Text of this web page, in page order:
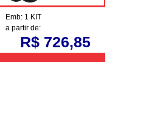
Emb: 1 KIT
a partir de:
R$ 726,85